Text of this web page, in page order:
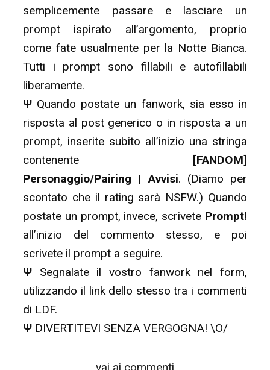
semplicemente passare e lasciare un
prompt ispirato all’argomento, proprio
come fate usualmente per la Notte Bianca.
Tutti i prompt sono fillabili e autofillabili
liberamente.
Ψ Quando postate un fanwork, sia esso in
risposta al post generico o in risposta a un
prompt, inserite subito all’inizio una stringa
contenente
[FANDOM]
Personaggio/Pairing | Avvisi. (Diamo per
scontato che il rating sarà NSFW.) Quando
postate un prompt, invece, scrivete Prompt!
all’inizio del commento stesso, e poi
scrivete il prompt a seguire.
Ψ Segnalate il vostro fanwork nel form,
utilizzando il link dello stesso tra i commenti
di LDF.
Ψ DIVERTITEVI SENZA VERGOGNA! \O/
vai ai commenti